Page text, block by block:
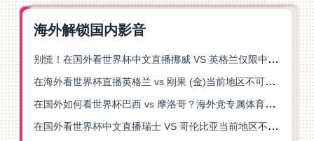
海外解锁国内影音
别慌！在国外看世界杯中文直播挪威 VS 英格兰仅限中国大陆？这篇指南帮你搞定
在海外看世界杯直播英格兰 vs 刚果 (金)当前地区不可播放？这篇指南帮你突破所有限制
在国外如何看世界杯巴西 vs 摩洛哥？海外党专属体育观赛指南来了
在国外看世界杯中文直播瑞士 VS 哥伦比亚当前地区不可播放？这篇指南帮你搞定